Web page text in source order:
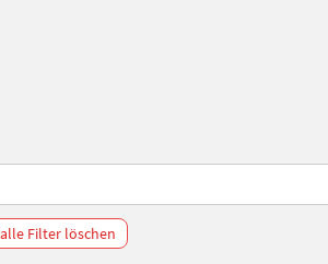
alle Filter löschen